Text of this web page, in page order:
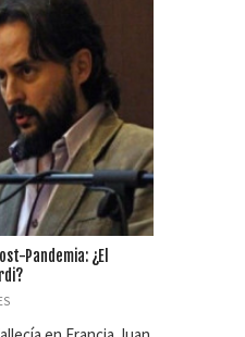
Pandemia: ¿el